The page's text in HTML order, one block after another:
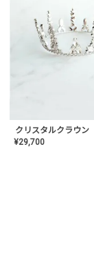
¥29,700